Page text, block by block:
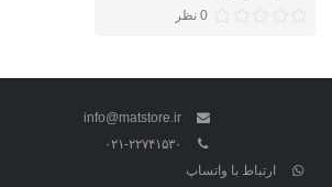
0 نظر
info@matstore.ir
۰۲۱-۲۲۷۴۱۵۳۰
ارتباط با واتساپ